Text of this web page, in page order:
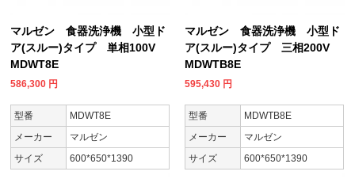
マルゼン 食器洗浄機 小型ド
ア(スルー)タイプ 単相100V
MDWT8E
586,300 円
型番
MDWT8E
メーカー
マルゼン
サイズ
600*650*1390
マルゼン 食器洗浄機 小型ド
ア(スルー)タイプ 三相200V
MDWTB8E
595,430 円
型番
MDWTB8E
メーカー
マルゼン
サイズ
600*650*1390